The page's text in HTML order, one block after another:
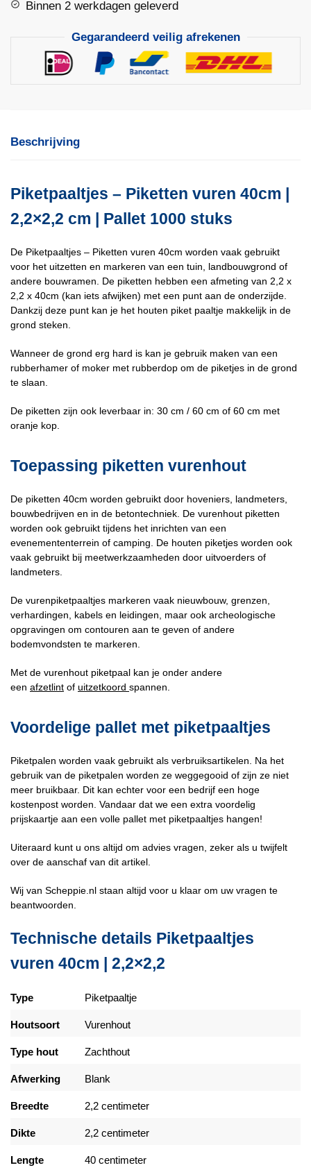
PalletBinnen 2 werkdagen geleverd
Gegarandeerd veilig afrekenen
Beschrijving
Piketpaaltjes – Piketten vuren 40cm |
2,2×2,2 cm | Pallet 1000 stuks
De Piketpaaltjes – Piketten vuren 40cm worden vaak gebruikt
voor het uitzetten en markeren van een tuin, landbouwgrond of
andere bouwramen. De piketten hebben een afmeting van 2,2 x
2,2 x 40cm (kan iets afwijken) met een punt aan de onderzijde.
Dankzij deze punt kan je het houten piket paaltje makkelijk in de
grond steken.
Wanneer de grond erg hard is kan je gebruik maken van een
rubberhamer of moker met rubberdop om de piketjes in de grond
te slaan.
De piketten zijn ook leverbaar in: 30 cm / 60 cm of 60 cm met
oranje kop.
Toepassing piketten vurenhout
De piketten 40cm worden gebruikt door hoveniers, landmeters,
bouwbedrijven en in de betontechniek. De vurenhout piketten
worden ook gebruikt tijdens het inrichten van een
evenemententerrein of camping. De houten piketjes worden ook
vaak gebruikt bij meetwerkzaamheden door uitvoerders of
landmeters.
De vurenpiketpaaltjes markeren vaak nieuwbouw, grenzen,
verhardingen, kabels en leidingen, maar ook archeologische
opgravingen om contouren aan te geven of andere
bodemvondsten te markeren.
Met de vurenhout piketpaal kan je onder andere
een afzetlint of uitzetkoord spannen.
Voordelige pallet met piketpaaltjes
Piketpalen worden vaak gebruikt als verbruiksartikelen. Na het
gebruik van de piketpalen worden ze weggegooid of zijn ze niet
meer bruikbaar. Dit kan echter voor een bedrijf een hoge
kostenpost worden. Vandaar dat we een extra voordelig
prijskaartje aan een volle pallet met piketpaaltjes hangen!
Uiteraard kunt u ons altijd om advies vragen, zeker als u twijfelt
over de aanschaf van dit artikel.
Wij van Scheppie.nl staan altijd voor u klaar om uw vragen te
beantwoorden.
Technische details Piketpaaltjes
vuren 40cm | 2,2×2,2
Type Piketpaaltje
Houtsoort Vurenhout
Type hout Zachthout
Afwerking Blank
Breedte 2,2 centimeter
Dikte 2,2 centimeter
Lengte 40 centimeter